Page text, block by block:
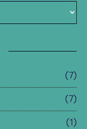
(7)
(7)
(1)